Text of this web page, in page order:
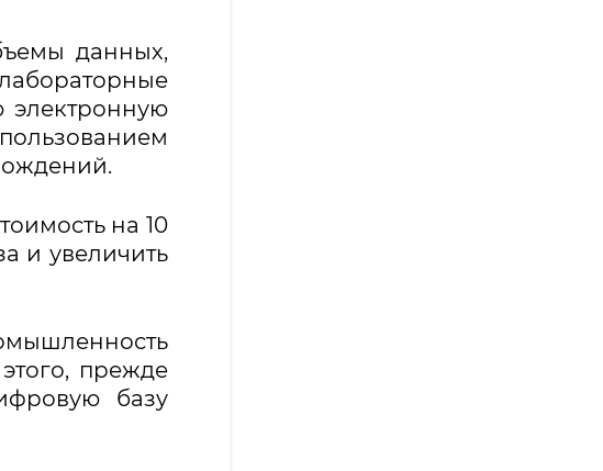
данных,
электронную
на 10
и увеличить
прежде
базу